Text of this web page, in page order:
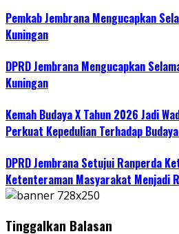
Pemkab Jembrana Mengucapkan
Kuningan
DPRD Jembrana Mengucapkan
Kuningan
Kemah Budaya X Tahun 2026 Jadi
Perkuat Kepedulian Terhadap
DPRD Jembrana Setujui Ranperda
Ketenteraman Masyarakat Menjadi
Tinggalkan Balasan